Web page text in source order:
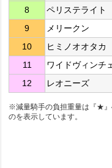
8
ペリステライト
9
メリークン
10
ヒミノオオタカ
11
ワイドヴィンチ
12
レオニーズ
※減量騎手の負担重量は『★
のを表示しています。